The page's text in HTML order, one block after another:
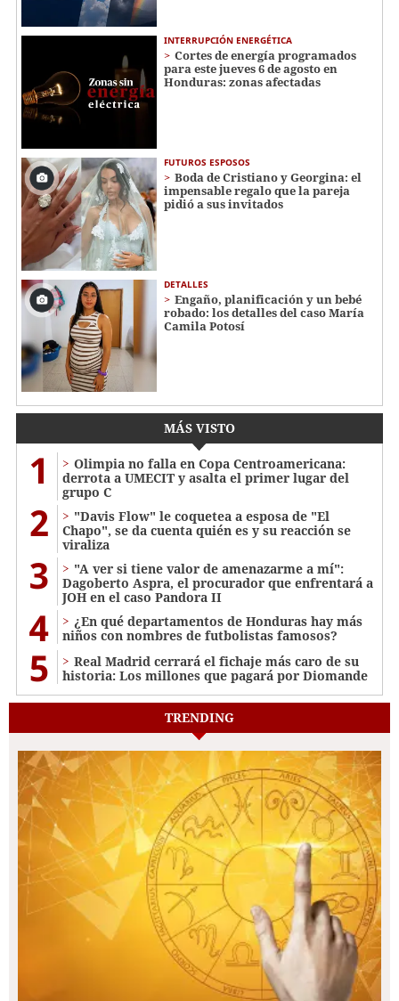
INTERRUPCIÓN ENERGÉTICA
Cortes de energía programados
para este jueves 6 de agosto en
Honduras: zonas afectadas
FUTUROS ESPOSOS
Boda de Cristiano y Georgina: el
impensable regalo que la pareja
pidió a sus invitados
DETALLES
Engaño, planificación y un bebé
robado: los detalles del caso María
Camila Potosí
MÁS VISTO
1
Olimpia no falla en Copa Centroamericana:
derrota a UMECIT y asalta el primer lugar del
grupo C
2
"Davis Flow" le coquetea a esposa de "El
Chapo", se da cuenta quién es y su reacción se
viraliza
3
"A ver si tiene valor de amenazarme a mí":
Dagoberto Aspra, el procurador que enfrentará a
JOH en el caso Pandora II
4
¿En qué departamentos de Honduras hay más
niños con nombres de futbolistas famosos?
5
Real Madrid cerrará el fichaje más caro de su
historia: Los millones que pagará por Diomande
TRENDING